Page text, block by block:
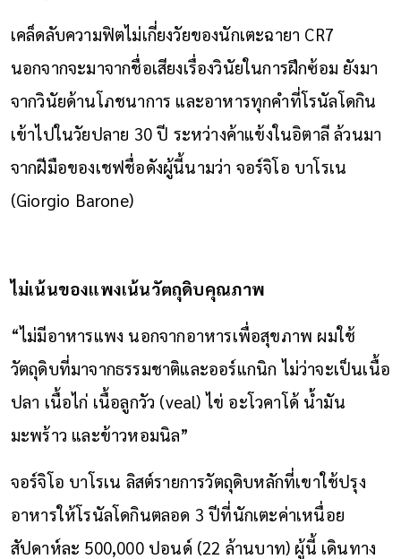
เคล็ดลับความฟิตไม่เกี่ยงวัยของนักเตะฉายา CR7
นอกจากจะมาจากชื่อเสียงเรื่องวินัยในการฝึกซ้อม ยังมา
จากวินัยด้านโภชนาการ และอาหารทุกคำที่โรนัลโดกิน
เข้าไปในวัยปลาย 30 ปี ระหว่างค้าแข้งในอิตาลี ล้วนมา
จากฝีมือของเชฟชื่อดังผู้นี้นามว่า จอร์จิโอ บาโรเน
(Giorgio Barone)
ไม่เน้นของแพงเน้นวัตถุดิบคุณภาพ
“ไม่มีอาหารแพง นอกจากอาหารเพื่อสุขภาพ ผมใช้
วัตถุดิบที่มาจากธรรมชาติและออร์แกนิก ไม่ว่าจะเป็นเนื้อ
ปลา เนื้อไก่ เนื้อลูกวัว (veal) ไข่ อะโวคาโด้ น้ำมัน
มะพร้าว และข้าวหอมนิล”
จอร์จิโอ บาโรเน ลิสต์รายการวัตถุดิบหลักที่เขาใช้ปรุง
อาหารให้โรนัลโดกินตลอด 3 ปีที่นักเตะค่าเหนื่อย
สัปดาห์ละ 500,000 ปอนด์ (22 ล้านบาท) ผู้นี้ เดินทาง